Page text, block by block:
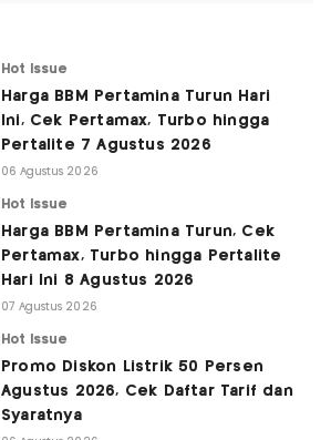
Hot Issue
Harga BBM Pertamina Turun Hari
Ini, Cek Pertamax, Turbo hingga
Pertalite 7 Agustus 2026
06 Agustus 2026
Hot Issue
Harga BBM Pertamina Turun, Cek
Pertamax, Turbo hingga Pertalite
Hari Ini 8 Agustus 2026
07 Agustus 2026
Hot Issue
Promo Diskon Listrik 50 Persen
Agustus 2026, Cek Daftar Tarif dan
Syaratnya